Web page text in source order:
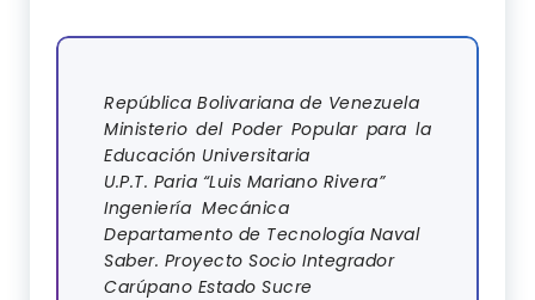
República Bolivariana de Venezuela
Ministerio del Poder Popular para la
Educación Universitaria
U.P.T. Paria “Luis Mariano Rivera”
Ingeniería Mecánica
Departamento de Tecnología Naval
Saber. Proyecto Socio Integrador
Carúpano Estado Sucre